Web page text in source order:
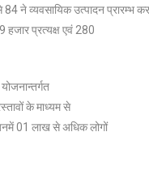
पूंजी
निवेश
ने व्यवसायिक उत्पादन प्रारम्भ
हजार प्रत्यक्ष एवं 280
के माध्यम से
01 लाख से अधिक लोगों